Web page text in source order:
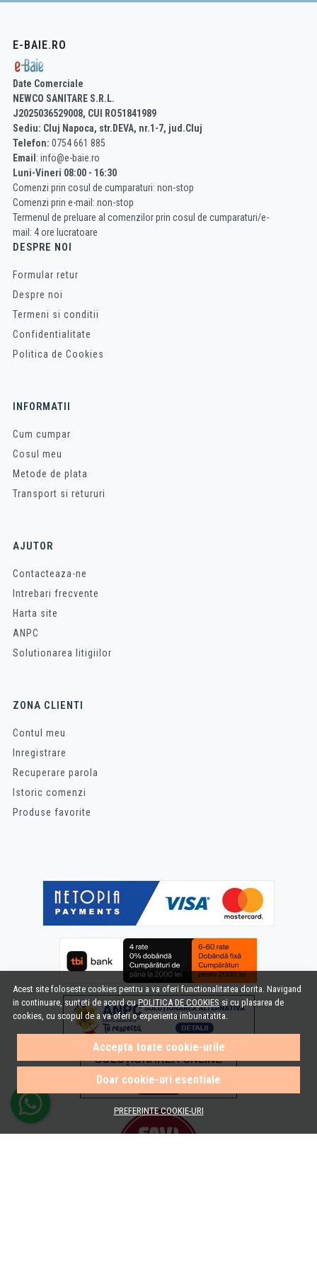
Acest site foloseste cookies pentru a va oferi functionalitatea dorita. Navigand
in continuare, sunteti de acord cuPOLITICA DE COOKIES si cu plasarea de
cookies, cu scopul de a va oferi o experienta imbunatatita.
Accepta toate cookie-urile
Doar cookie-uri esentiale
PREFERINTE COOKIE-URI
E-BAIE.RO
Date Comerciale
NEWCO SANITARE S.R.L.
J2025036529008, CUI RO51841989
Sediu: Cluj Napoca, str.DEVA, nr.1-7, jud.Cluj
Telefon: 0754 661 885
Email : info@e-baie.ro
Luni-Vineri 08:00 - 16:30
Comenzi prin cosul de cumparaturi: non-stop
Comenzi prin e-mail: non-stop
Termenul de preluare al comenzilor prin cosul de cumparaturi/e-
mail: 4 ore lucratoare
DESPRE NOI
Formular retur
Despre noi
Termeni si conditii
Confidentialitate
Politica de Cookies
INFORMATII
Cum cumpar
Cosul meu
Metode de plata
Transport si retururi
AJUTOR
Contacteaza-ne
Intrebari frecvente
Harta site
ANPC
Solutionarea litigiilor
ZONA CLIENTI
Contul meu
Inregistrare
Recuperare parola
Istoric comenzi
Produse favorite